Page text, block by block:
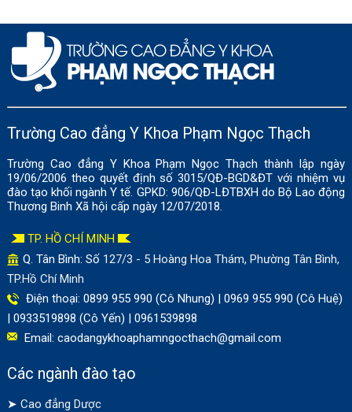
Trường Cao đẳng Y Khoa Phạm Ngọc Thạch
Trường Cao đẳng Y Khoa Phạm Ngọc Thạch thành lập ngày
19/06/2006 theo quyết định số 3015/QĐ-BGD&ĐT với nhiệm vụ
đào tạo khối ngành Y tế. GPKD: 906/QĐ-LĐTBXH do Bộ Lao động
Thương Binh Xã hội cấp ngày 12/07/2018.
TP. HỒ CHÍ MINH
Q. Tân Bình: Số 127/3 - 5 Hoàng Hoa Thám, Phường Tân Bình,
TP.Hồ Chí Minh
Điện thoại: 0899 955 990 (Cô Nhung) | 0969 955 990 (Cô Huệ)
| 0933519898 (Cô Yến) | 0961539898
Email: caodangykhoaphamngocthach@gmail.com
Các ngành đào tạo
➤ Cao đẳng Dược